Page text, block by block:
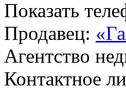
Показать
Продавец:
Агентство
Контактное